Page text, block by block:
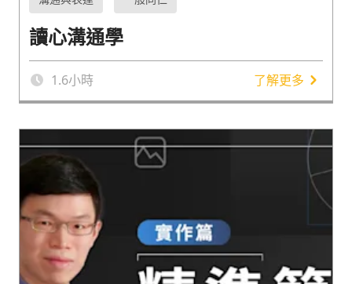
讀心溝通學
1.6小時 了解更多